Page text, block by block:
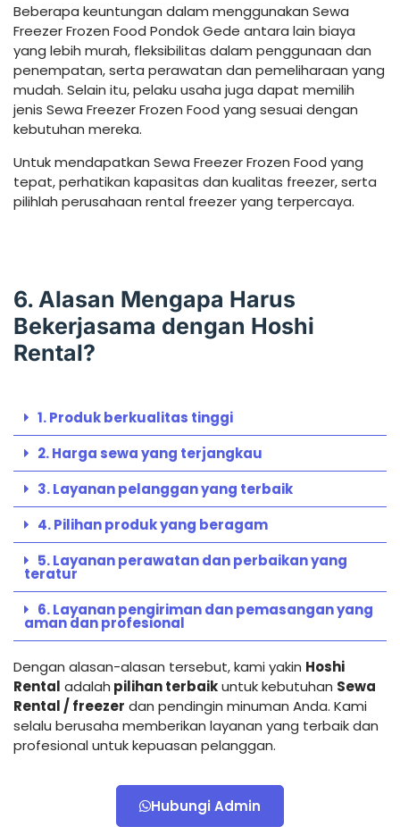
Beberapa keuntungan dalam menggunakan Sewa
Freezer Frozen Food Pondok Gede antara lain biaya
yang lebih murah, fleksibilitas dalam penggunaan dan
penempatan, serta perawatan dan pemeliharaan yang
mudah. Selain itu, pelaku usaha juga dapat memilih
jenis Sewa Freezer Frozen Food yang sesuai dengan
kebutuhan mereka.
Untuk mendapatkan Sewa Freezer Frozen Food yang
tepat, perhatikan kapasitas dan kualitas freezer, serta
pilihlah perusahaan rental freezer yang terpercaya.
6. Alasan Mengapa Harus
Bekerjasama dengan Hoshi
Rental?
1. Produk berkualitas tinggi
2. Harga sewa yang terjangkau
3. Layanan pelanggan yang terbaik
4. Pilihan produk yang beragam
5. Layanan perawatan dan perbaikan yang
teratur
6. Layanan pengiriman dan pemasangan yang
aman dan profesional
Dengan alasan-alasan tersebut, kami yakin Hoshi
Rental adalah pilihan terbaikuntuk kebutuhan Sewa
Rental / freezer dan pendingin minuman Anda. Kami
selalu berusaha memberikan layanan yang terbaik dan
profesional untuk kepuasan pelanggan.
Hubungi Admin